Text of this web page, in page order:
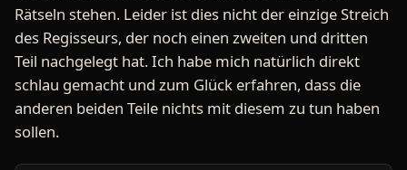
Rätseln stehen. Leider ist dies nicht der einzige Streich
des Regisseurs, der noch einen zweiten und dritten
Teil nachgelegt hat. Ich habe mich natürlich direkt
schlau gemacht und zum Glück erfahren, dass die
anderen beiden Teile nichts mit diesem zu tun haben
sollen.